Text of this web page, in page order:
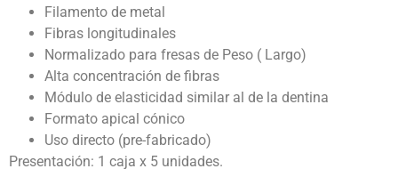
Filamento de metal
Fibras longitudinales
Normalizado para fresas de Peso ( Largo)
Alta concentración de fibras
Módulo de elasticidad similar al de la dentina
Formato apical cónico
Uso directo (pre-fabricado)
Presentación: 1 caja x 5 unidades.